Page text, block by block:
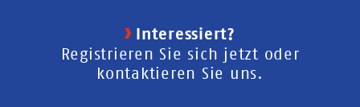
Interessiert?
Registrieren Sie sich jetzt oder
kontaktieren Sie uns.